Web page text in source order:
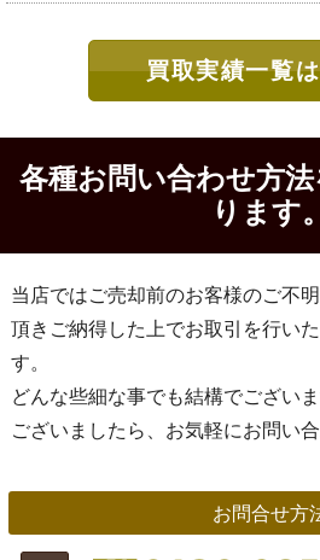
買取実績一覧
各種お問い合わせ方
ります。
当店ではご売却前のお客様のご不
頂きご納得した上でお取引を行い
す。
どんな些細な事でも結構でござい
ございましたら、お気軽にお問い
お問合せ方